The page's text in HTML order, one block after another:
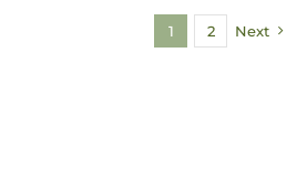
1 2 Next